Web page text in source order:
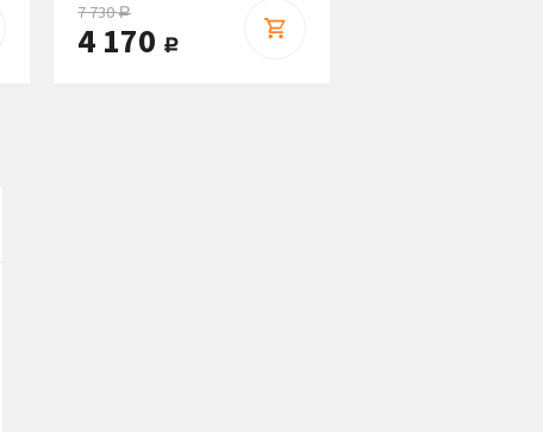
7 730руб.
4 170 руб.